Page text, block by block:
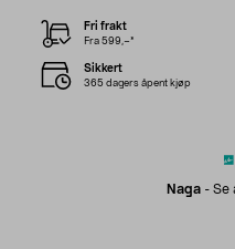
Naga- Se
Fri frakt
Fra 599,–*
Sikkert
365 dagers åpent kjøp